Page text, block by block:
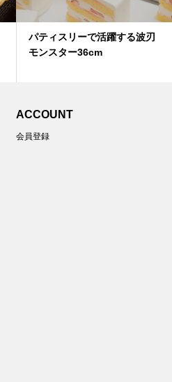
パティスリーで活躍する波刃
モンスター36cm
ACCOUNT
会員登録